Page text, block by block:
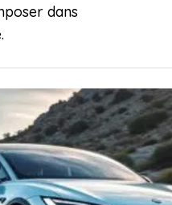
dans